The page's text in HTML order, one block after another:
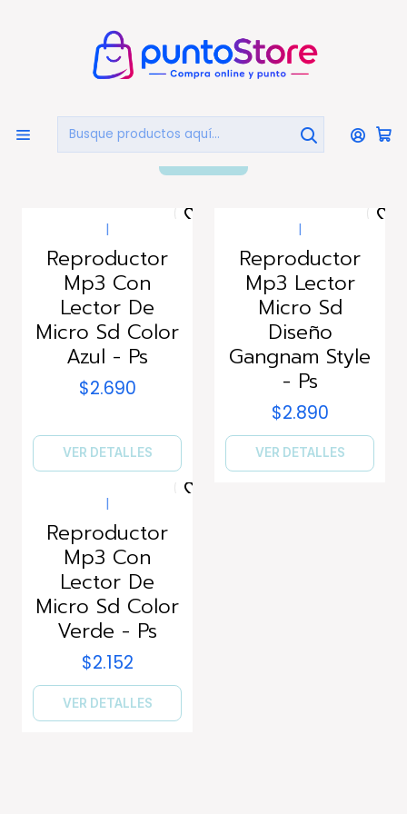
AUDIO Y VIDEO Audio Reproductores Portátiles
Reproductores Portátiles
|
Reproductor
Mp3 Con
Lector De
Micro Sd Color
Azul - Ps
$2.690
VER DETALLES
|
Reproductor
Mp3 Lector
Micro Sd
Diseño
Gangnam Style
- Ps
$2.890
VER DETALLES
|
Reproductor
Mp3 Con
Lector De
Micro Sd Color
Verde - Ps
$2.152
VER DETALLES